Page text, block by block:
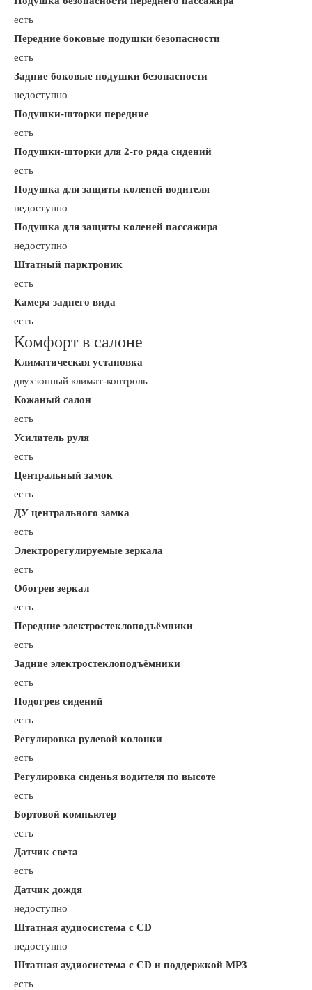
есть
Передние боковые подушки безопасности
есть
Задние боковые подушки безопасности
недоступно
Подушки-шторки передние
есть
Подушки-шторки для 2-го ряда сидений
есть
Подушка для защиты коленей водителя
недоступно
Подушка для защиты коленей пассажира
недоступно
Штатный парктроник
есть
Камера заднего вида
есть
Комфорт в салоне
Климатическая установка
двухзонный климат-контроль
Кожаный салон
есть
Усилитель руля
есть
Центральный замок
есть
ДУ центрального замка
есть
Электрорегулируемые зеркала
есть
Обогрев зеркал
есть
Передние электростеклоподъёмники
есть
Задние электростеклоподъёмники
есть
Подогрев сидений
есть
Регулировка рулевой колонки
есть
Регулировка сиденья водителя по высоте
есть
Бортовой компьютер
есть
Датчик света
есть
Датчик дождя
недоступно
Штатная аудиосистема с CD
недоступно
Штатная аудиосистема с CD и поддержкой MP3
есть